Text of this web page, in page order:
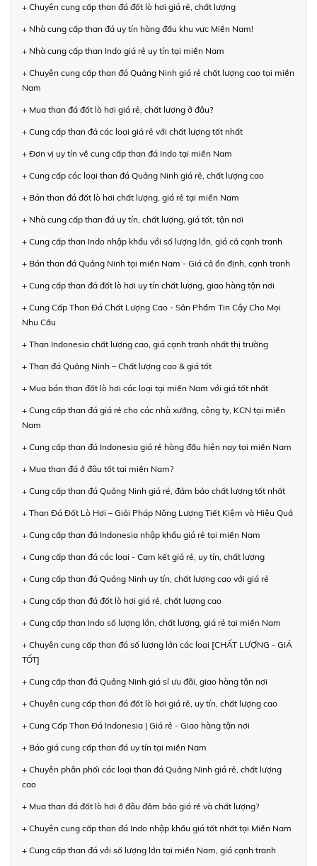
+ Chuyên cung cấp than đá đốt lò hơi giá rẻ, chất lượng
+ Nhà cung cấp than đá uy tín hàng đầu khu vực Miền Nam!
+ Nhà cung cấp than Indo giá rẻ uy tín tại miền Nam
+ Chuyên cung cấp than đá Quảng Ninh giá rẻ chất lượng cao tại miền
Nam
+ Mua than đá đốt lò hơi giá rẻ, chất lượng ở đâu?
+ Cung cấp than đá các loại giá rẻ với chất lượng tốt nhất
+ Đơn vị uy tín về cung cấp than đá Indo tại miền Nam
+ Cung cấp các loại than đá Quảng Ninh giá rẻ, chất lượng cao
+ Bán than đá đốt lò hơi chất lượng, giá rẻ tại miền Nam
+ Nhà cung cấp than đá uy tín, chất lượng, giá tốt, tận nơi
+ Cung cấp than Indo nhập khẩu với số lượng lớn, giá cả cạnh tranh
+ Bán than đá Quảng Ninh tại miền Nam - Giá cả ổn định, cạnh tranh
+ Cung cấp than đá đốt lò hơi uy tín chất lượng, giao hàng tận nơi
+ Cung Cấp Than Đá Chất Lượng Cao - Sản Phẩm Tin Cậy Cho Mọi
Nhu Cầu
+ Than Indonesia chất lượng cao, giá cạnh tranh nhất thị trường
+ Than đá Quảng Ninh – Chất lượng cao & giá tốt
+ Mua bán than đốt lò hơi các loại tại miền Nam với giá tốt nhất
+ Cung cấp than đá giá rẻ cho các nhà xưởng, công ty, KCN tại miền
Nam
+ Cung cấp than đá Indonesia giá rẻ hàng đầu hiện nay tại miền Nam
+ Mua than đá ở đâu tốt tại miền Nam?
+ Cung cấp than đá Quảng Ninh giá rẻ, đảm bảo chất lượng tốt nhất
+ Than Đá Đốt Lò Hơi – Giải Pháp Năng Lượng Tiết Kiệm và Hiệu Quả
+ Cung cấp than đá Indonesia nhập khẩu giá rẻ tại miền Nam
+ Cung cấp than đá các loại - Cam kết giá rẻ, uy tín, chất lượng
+ Cung cấp than đá Quảng Ninh uy tín, chất lượng cao với giá rẻ
+ Cung cấp than đá đốt lò hơi giá rẻ, chất lượng cao
+ Cung cấp than Indo số lượng lớn, chất lượng, giá rẻ tại miền Nam
+ Chuyên cung cấp than đá số lượng lớn các loại [CHẤT LƯỢNG - GIÁ
TỐT]
+ Cung cấp than đá Quảng Ninh giá sỉ ưu đãi, giao hàng tận nơi
+ Chuyên cung cấp than đá đốt lò hơi giá rẻ, uy tín, chất lượng cao
+ Cung Cấp Than Đá Indonesia | Giá rẻ - Giao hàng tận nơi
+ Báo giá cung cấp than đá uy tín tại miền Nam
+ Chuyên phân phối các loại than đá Quảng Ninh giá rẻ, chất lượng
cao
+ Mua than đá đốt lò hơi ở đâu đảm bảo giá rẻ và chất lượng?
+ Chuyên cung cấp than đá Indo nhập khẩu giá tốt nhất tại Miền Nam
+ Cung cấp than đá với số lượng lớn tại miền Nam, giá cạnh tranh